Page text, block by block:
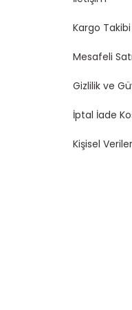
Kargo Takibi
Mesafeli
Gizlilik ve
İptal İade
Kişisel